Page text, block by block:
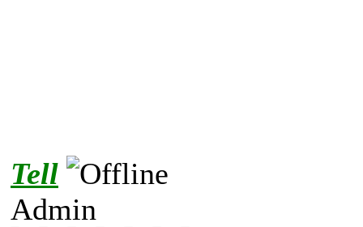
Tell
Admin